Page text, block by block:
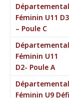
Départemental
Féminin U11 D3
– Poule C
Départemental
Féminin U11
D2- Poule A
Départemental
Féminin U9 Défi